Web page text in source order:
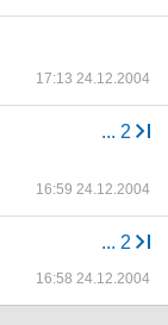
17:13 24.12.2004
... 2
16:59 24.12.2004
... 2
16:58 24.12.2004